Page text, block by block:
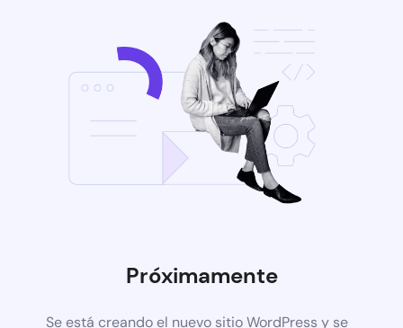
Próximamente
Se está creando el nuevo sitio WordPress y se